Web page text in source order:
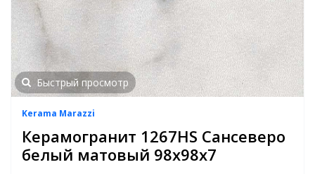
Быстрый просмотр
Kerama Marazzi
Керамогранит 1267HS Сансеверо
белый матовый 98х98х7